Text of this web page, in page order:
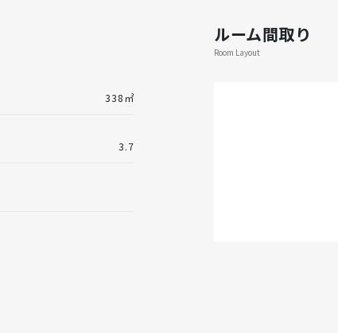
338㎡
3.7
ルーム間取り
Room Layout